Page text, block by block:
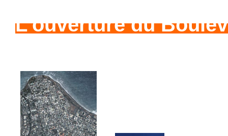
L’ouverture du